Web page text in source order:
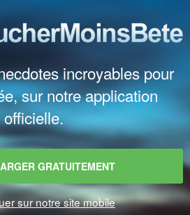
incroyables pour
sur notre application
officielle.
GRATUITEMENT
sur notre site mobile